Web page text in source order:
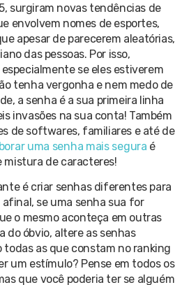
surgiram novas tendências de
envolvem nomes de esportes,
apesar de parecerem aleatórias,
das pessoas. Por isso,
se eles estiverem
tenha vergonha e nem medo de
a senha é a sua primeira linha
invasões na sua conta! Também
de softwares, familiares e até de
uma senha mais segura é
mistura de caracteres!
é criar senhas diferentes para
se uma senha sua for
o mesmo aconteça em outras
do óbvio, altere as senhas
as que constam no ranking
um estímulo? Pense em todos os
que você poderia ter se alguém